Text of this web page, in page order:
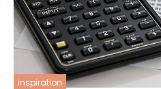
inspiration